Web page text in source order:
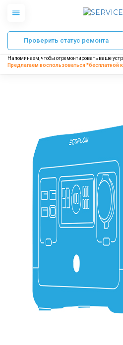
Apple
Гаджеты
Акустика
Доставка и оплата
Отзывы
Интернет-магазин
Запчасти для смартфонов
г. Киев, ул. Крещатик 44-А
Оболонь
г. Киев, ТЦ LAKE PLAZA, ул. Героев
полка «Азов», 12
г.
Проверить статус ремонта
Напоминаем, чтобы отремонтировать ваше
Предлагаем воспользоваться *бесплатной
Главная Ремонт зарядных станций